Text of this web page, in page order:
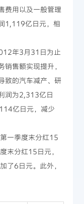
费用以及一般管理
1,119亿日元，相
年3月31日为止
售额实现提升，
致的汽车减产、研
润为2,313亿日
亿日元，减少
一季度末分红15
末分红15日元，
了6日元。此外，